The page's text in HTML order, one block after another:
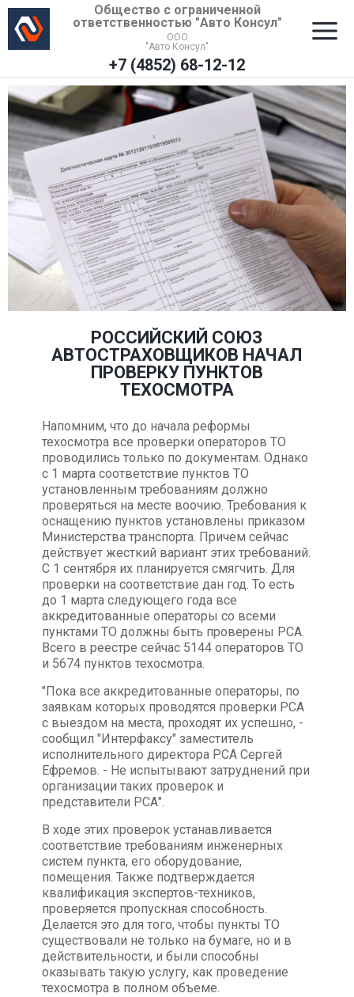
Общество с ограниченной
ответственностью "Авто Консул"
ООО
"Авто Консул"
+7 (4852) 68-12-12
РОССИЙСКИЙ СОЮЗ
АВТОСТРАХОВЩИКОВ НАЧАЛ
ПРОВЕРКУ ПУНКТОВ
ТЕХОСМОТРА
Напомним, что до начала реформы
техосмотра все проверки операторов ТО
проводились только по документам. Однако
с 1 марта соответствие пунктов ТО
установленным требованиям должно
проверяться на месте воочию. Требования к
оснащению пунктов установлены приказом
Министерства транспорта. Причем сейчас
действует жесткий вариант этих требований.
С 1 сентября их планируется смягчить. Для
проверки на соответствие дан год. То есть
до 1 марта следующего года все
аккредитованные операторы со всеми
пунктами ТО должны быть проверены РСА.
Всего в реестре сейчас 5144 операторов ТО
и 5674 пунктов техосмотра.
"Пока все аккредитованные операторы, по
заявкам которых проводятся проверки РСА
с выездом на места, проходят их успешно, -
сообщил "Интерфаксу" заместитель
исполнительного директора РСА Сергей
Ефремов. - Не испытывают затруднений при
организации таких проверок и
представители РСА".
В ходе этих проверок устанавливается
соответствие требованиям инженерных
систем пункта, его оборудование,
помещения. Также подтверждается
квалификация экспертов-техников,
проверяется пропускная способность.
Делается это для того, чтобы пункты ТО
существовали не только на бумаге, но и в
действительности, и были способны
оказывать такую услугу, как проведение
техосмотра в полном объеме.